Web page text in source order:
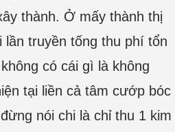
thành. Ở mấy thành thị
lần truyền tống thu phí tổn
có cái gì là không
tại liền cả tâm cướp bóc
nói chi là chỉ thu 1 kim